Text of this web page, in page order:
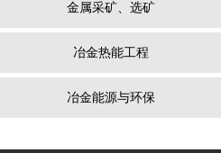
金属采矿、选矿
冶金热能工程
冶金能源与环保